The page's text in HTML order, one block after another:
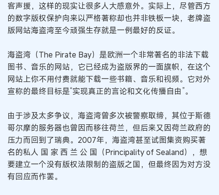
客声援，这样的现实让很多人大感意外。实际上，尽管西方
的数字版权保护向来以严格著称却也并非铁板一块，老牌盗
版网站海盗湾至今顽强生存就是一例最好的反证。
海盗湾（The Pirate Bay）是欧洲一个非常著名的非法下载
图书、音乐的网站，它已经成为盗版界的一面旗帜，在这个
网站上你不用付费就能下载一些书籍、音乐和视频。它对外
宣称的最终目标是“实现真正的言论和文化传播自由”。
由于涉及太多争议，海盗湾曾多次被警察取缔，其位于斯德
哥尔摩的服务器也曾因而移往荷兰，但后来又因荷兰政府的
压力而回到了瑞典。2007年，海盗湾甚至试图集资购买著
名的私人 国 家 西 兰 公 国（Principality of Sealand），想
要建立一个没有版权法限制的盗版之国，但最终因为对方没
有回应而作罢。